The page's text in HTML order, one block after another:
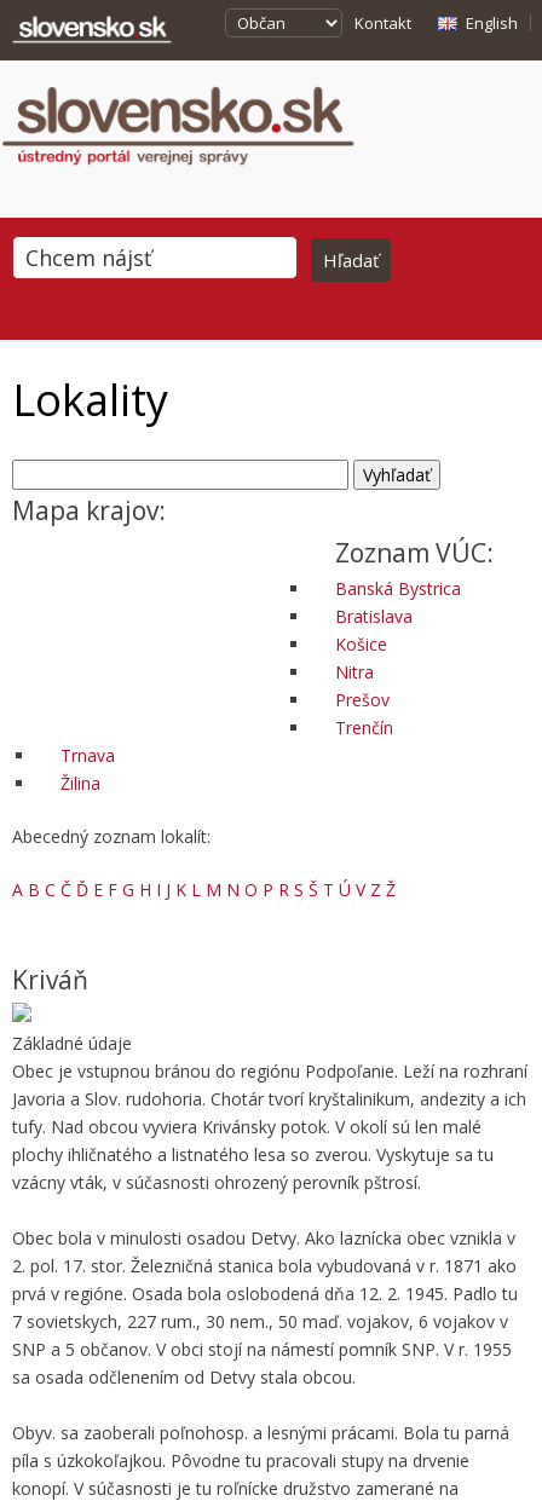
Kontakt English
Lokality
Mapa krajov:
Zoznam VÚC:
Banská Bystrica
Bratislava
Košice
Nitra
Prešov
Trenčín
Trnava
Žilina
Abecedný zoznam lokalít:
A B C Č Ď E F G H I J K L M N O P R S Š T Ú V Z Ž
Kriváň
Základné údaje
Obec je vstupnou bránou do regiónu Podpoľanie. Leží na rozhraní
Javoria a Slov. rudohoria. Chotár tvorí kryštalinikum, andezity a ich
tufy. Nad obcou vyviera Krivánsky potok. V okolí sú len malé
plochy ihličnatého a listnatého lesa so zverou. Vyskytuje sa tu
vzácny vták, v súčasnosti ohrozený perovník pštrosí.
Obec bola v minulosti osadou Detvy. Ako laznícka obec vznikla v
2. pol. 17. stor. Železničná stanica bola vybudovaná v r. 1871 ako
prvá v regióne. Osada bola oslobodená dňa 12. 2. 1945. Padlo tu
7 sovietskych, 227 rum., 30 nem., 50 maď. vojakov, 6 vojakov v
SNP a 5 občanov. V obci stojí na námestí pomník SNP. V r. 1955
sa osada odčlenením od Detvy stala obcou.
Obyv. sa zaoberali poľnohosp. a lesnými prácami. Bola tu parná
píla s úzkokoľajkou. Pôvodne tu pracovali stupy na drvenie
konopí. V súčasnosti je tu roľnícke družstvo zamerané na